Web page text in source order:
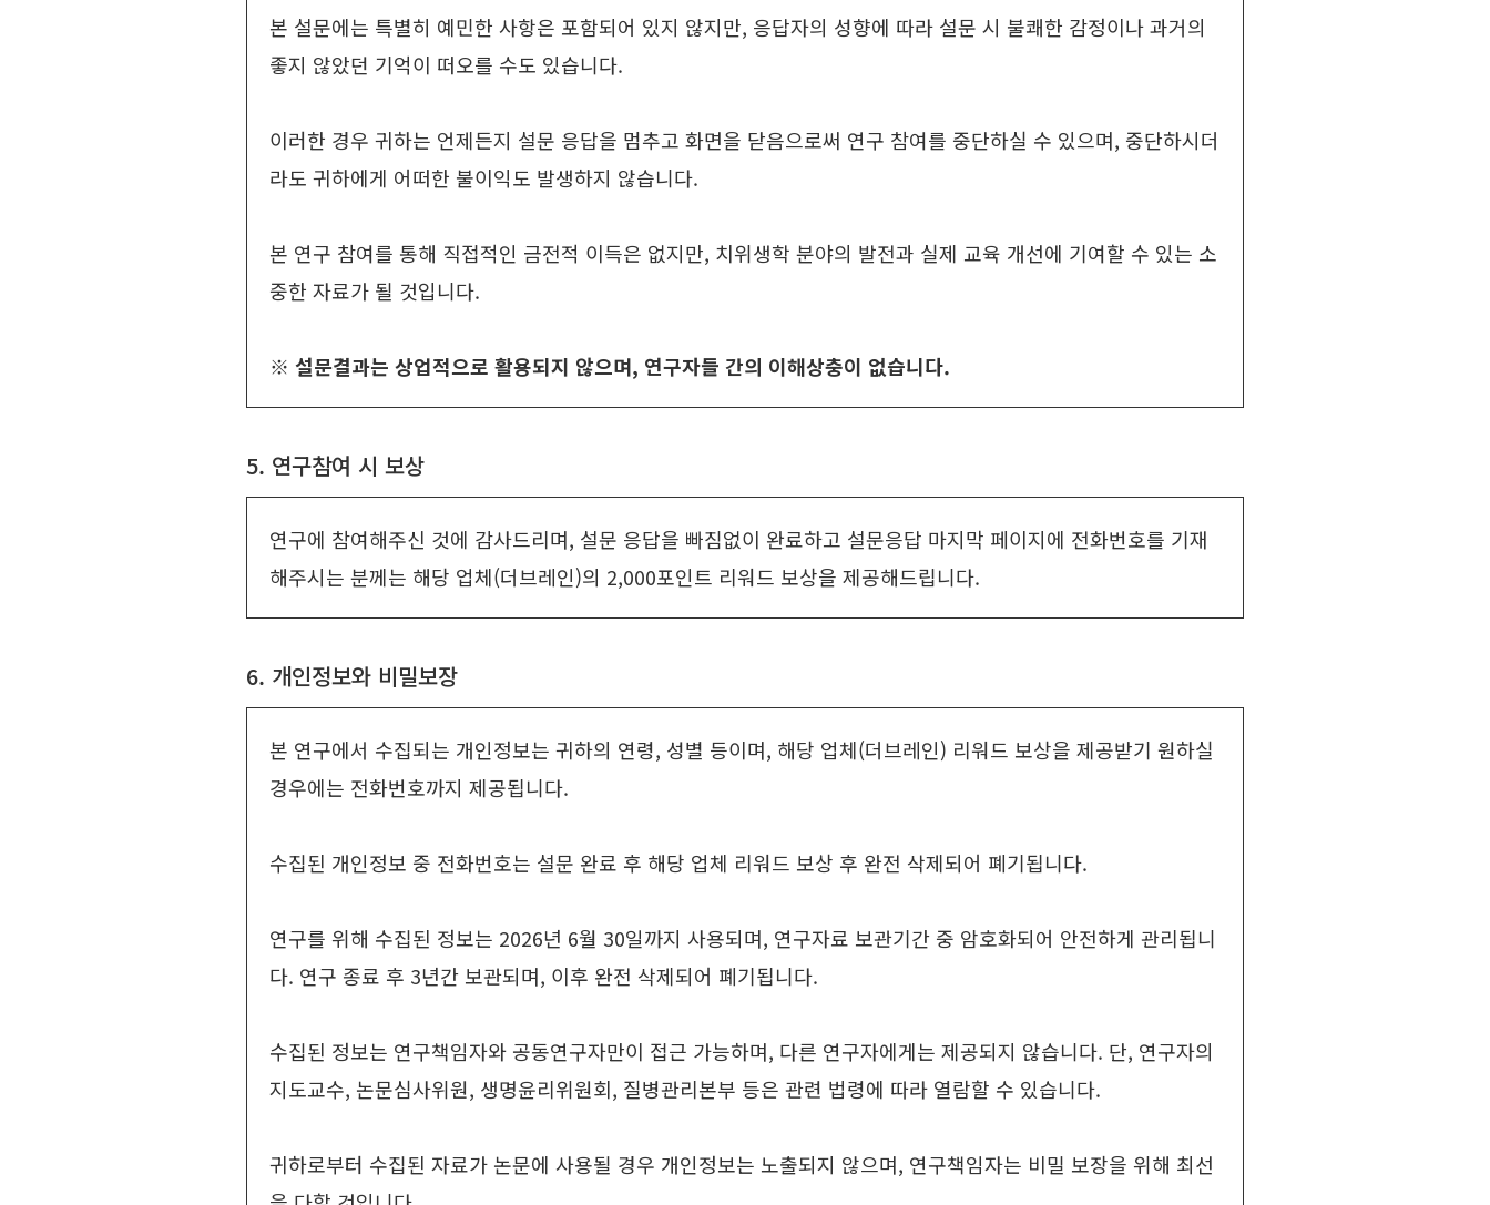
본 설문에는 특별히 예민한 사항은 포함되어 있지 않지만, 응답자의 성향에 따라 설문 시 불쾌한 감정이나 과거의
좋지 않았던 기억이 떠오를 수도 있습니다.
이러한 경우 귀하는 언제든지 설문 응답을 멈추고 화면을 닫음으로써 연구 참여를 중단하실 수 있으며, 중단하시더
라도 귀하에게 어떠한 불이익도 발생하지 않습니다.
본 연구 참여를 통해 직접적인 금전적 이득은 없지만, 치위생학 분야의 발전과 실제 교육 개선에 기여할 수 있는 소
중한 자료가 될 것입니다.
※ 설문결과는 상업적으로 활용되지 않으며, 연구자들 간의 이해상충이 없습니다.
5. 연구참여 시 보상
연구에 참여해주신 것에 감사드리며, 설문 응답을 빠짐없이 완료하고 설문응답 마지막 페이지에 전화번호를 기재
해주시는 분께는 해당 업체(더브레인)의 2,000포인트 리워드 보상을 제공해드립니다.
6. 개인정보와 비밀보장
본 연구에서 수집되는 개인정보는 귀하의 연령, 성별 등이며, 해당 업체(더브레인) 리워드 보상을 제공받기 원하실
경우에는 전화번호까지 제공됩니다.
수집된 개인정보 중 전화번호는 설문 완료 후 해당 업체 리워드 보상 후 완전 삭제되어 폐기됩니다.
연구를 위해 수집된 정보는 2026년 6월 30일까지 사용되며, 연구자료 보관기간 중 암호화되어 안전하게 관리됩니
다. 연구 종료 후 3년간 보관되며, 이후 완전 삭제되어 폐기됩니다.
수집된 정보는 연구책임자와 공동연구자만이 접근 가능하며, 다른 연구자에게는 제공되지 않습니다. 단, 연구자의
지도교수, 논문심사위원, 생명윤리위원회, 질병관리본부 등은 관련 법령에 따라 열람할 수 있습니다.
귀하로부터 수집된 자료가 논문에 사용될 경우 개인정보는 노출되지 않으며, 연구책임자는 비밀 보장을 위해 최선